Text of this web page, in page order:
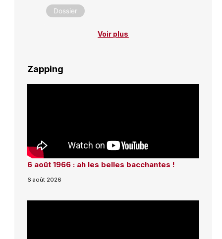
Dossier
Voir plus
Zapping
6 août 1966 : ah les belles bacchantes !
6 août 2026